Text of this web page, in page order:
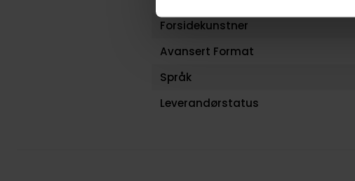
Forsidekunstner
Avansert Format
Språk
Leverandørstatus